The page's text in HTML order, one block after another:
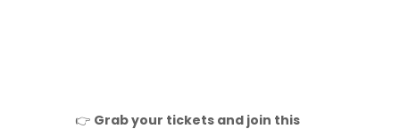
👉 Grab your tickets and join this